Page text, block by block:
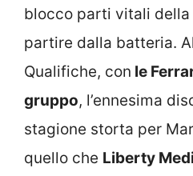
blocco parti vitali della
partire dalla batteria.
Qualifiche, con le
gruppo, l’ennesima
stagione storta per
quello che Liberty